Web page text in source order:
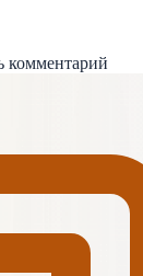
комментарий